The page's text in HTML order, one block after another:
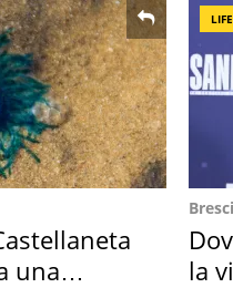
una
la